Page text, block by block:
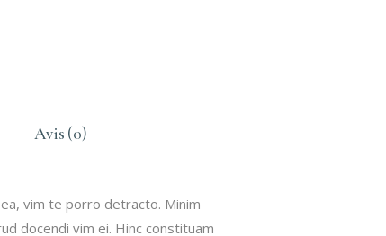
Avis (0)
vim te porro detracto. Minim
docendi vim ei. Hinc constituam